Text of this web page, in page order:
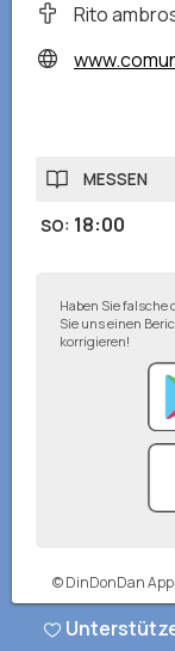
Rito
MESSEN
SO: 18:00
Haben Sie
Sie uns einen
korrigieren!
© DinDonDan